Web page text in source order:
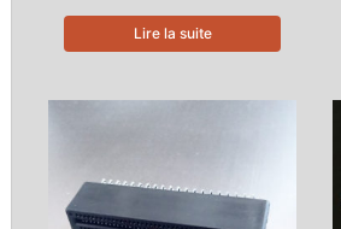
Lire la suite